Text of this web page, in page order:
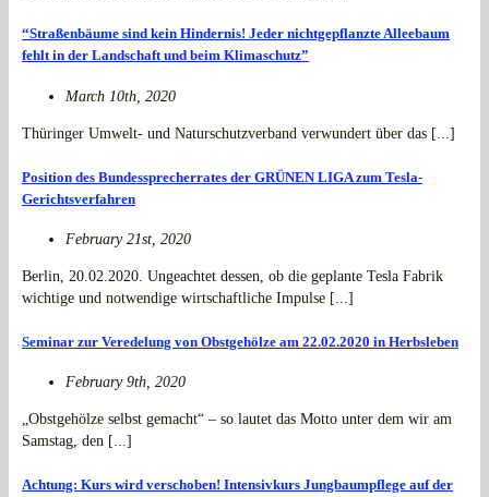
“Straßenbäume sind kein Hindernis! Jeder nichtgepflanzte Alleebaum
fehlt in der Landschaft und beim Klimaschutz”
March 10th, 2020
Thüringer Umwelt- und Naturschutzverband verwundert über das [...]
Position des Bundessprecherrates der GRÜNEN LIGA zum Tesla-
Gerichtsverfahren
February 21st, 2020
Berlin, 20.02.2020. Ungeachtet dessen, ob die geplante Tesla Fabrik
wichtige und notwendige wirtschaftliche Impulse [...]
Seminar zur Veredelung von Obstgehölze am 22.02.2020 in Herbsleben
February 9th, 2020
„Obstgehölze selbst gemacht“ – so lautet das Motto unter dem wir am
Samstag, den [...]
Achtung: Kurs wird verschoben! Intensivkurs Jungbaumpflege auf der